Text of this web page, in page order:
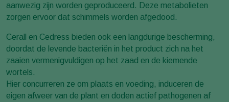
aanwezig zijn worden geproduceerd. Deze metabolieten
zorgen ervoor dat schimmels worden afgedood.
Cerall en Cedress bieden ook een langdurige bescherming,
doordat de levende bacteriën in het product zich na het
zaaien vermenigvuldigen op het zaad en de kiemende
wortels.
Hier concurreren ze om plaats en voeding, induceren de
eigen afweer van de plant en doden actief pathogenen af